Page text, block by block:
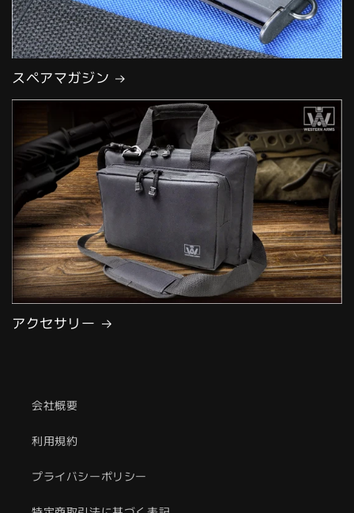
スペアマガジン
アクセサリー
会社概要
利用規約
プライバシーポリシー